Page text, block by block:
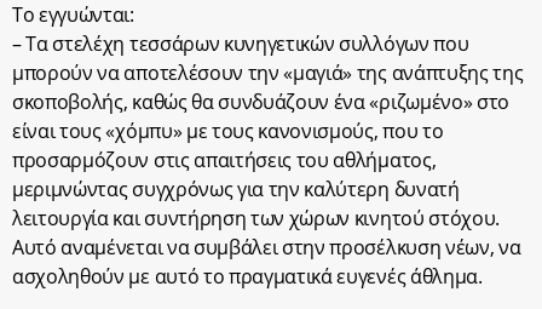
Το εγγυώνται:
– Τα στελέχη τεσσάρων κυνηγετικών συλλόγων που
μπορούν να αποτελέσουν την «μαγιά» της ανάπτυξης της
σκοποβολής, καθώς θα συνδυάζουν ένα «ριζωμένο» στο
είναι τους «χόμπυ» με τους κανονισμούς, που το
προσαρμόζουν στις απαιτήσεις του αθλήματος,
μεριμνώντας συγχρόνως για την καλύτερη δυνατή
λειτουργία και συντήρηση των χώρων κινητού στόχου.
Αυτό αναμένεται να συμβάλει στην προσέλκυση νέων, να
ασχοληθούν με αυτό το πραγματικά ευγενές άθλημα.